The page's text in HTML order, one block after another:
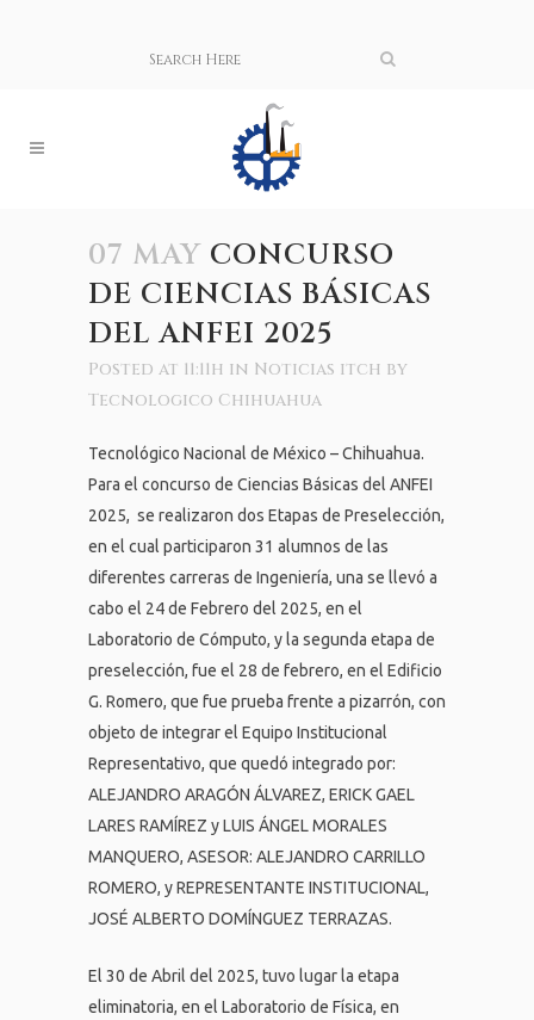
07 MAY CONCURSO
DE CIENCIAS BÁSICAS
DEL ANFEI 2025
Posted at 11:11h in Noticias itch by
Tecnologico Chihuahua
Tecnológico Nacional de México – Chihuahua.
Para el concurso de Ciencias Básicas del ANFEI
2025, se realizaron dos Etapas de Preselección,
en el cual participaron 31 alumnos de las
diferentes carreras de Ingeniería, una se llevó a
cabo el 24 de Febrero del 2025, en el
Laboratorio de Cómputo, y la segunda etapa de
preselección, fue el 28 de febrero, en el Edificio
G. Romero, que fue prueba frente a pizarrón, con
objeto de integrar el Equipo Institucional
Representativo, que quedó integrado por:
ALEJANDRO ARAGÓN ÁLVAREZ, ERICK GAEL
LARES RAMÍREZ y LUIS ÁNGEL MORALES
MANQUERO, ASESOR: ALEJANDRO CARRILLO
ROMERO, y REPRESENTANTE INSTITUCIONAL,
JOSÉ ALBERTO DOMÍNGUEZ TERRAZAS.
El 30 de Abril del 2025, tuvo lugar la etapa
eliminatoria, en el Laboratorio de Física, en